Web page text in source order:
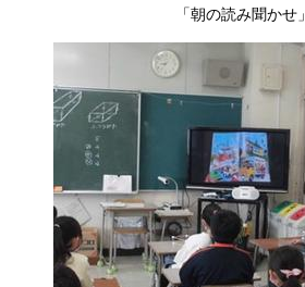
「朝の読み聞かせ」